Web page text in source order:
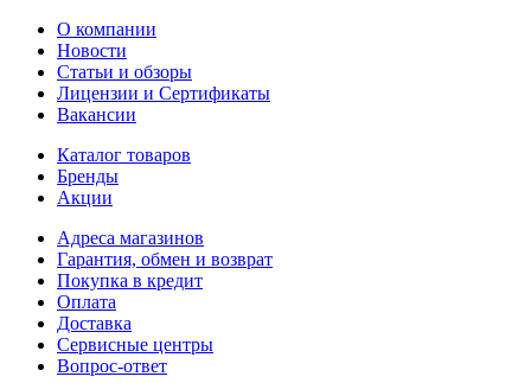
О компании
Новости
Статьи и обзоры
Лицензии и Сертификаты
Вакансии
Каталог товаров
Бренды
Акции
Адреса магазинов
Гарантия, обмен и возврат
Покупка в кредит
Оплата
Доставка
Сервисные центры
Вопрос-ответ